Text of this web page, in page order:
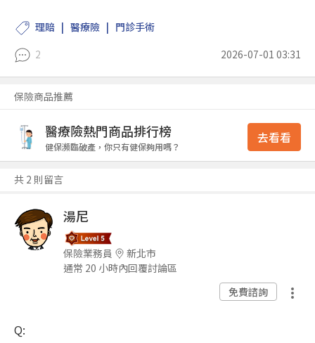
理賠 醫療險
門診手術
2
2026-07-01 03:31
保險商品推薦
醫療險熱門商品排行榜
健保瀕臨破產，你只有健保夠用嗎？
去看看
共 2 則留言
湯尼
保險業務員
新北市
通常 20 小時內回覆討論區
免費諮詢
Q: